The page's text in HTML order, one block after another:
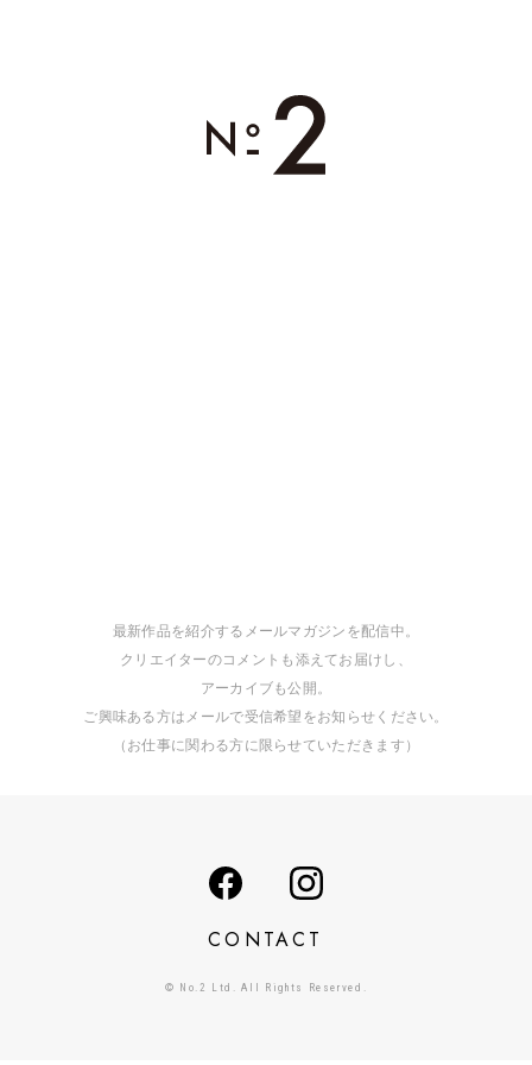
最新作品を紹介するメールマガジンを配信中。
クリエイターのコメントも添えてお届けし、
アーカイブも公開。
ご興味ある方はメールで受信希望をお知らせください。
（お仕事に関わる方に限らせていただきます）
CONTACT
© No.2 Ltd. All Rights Reserved.